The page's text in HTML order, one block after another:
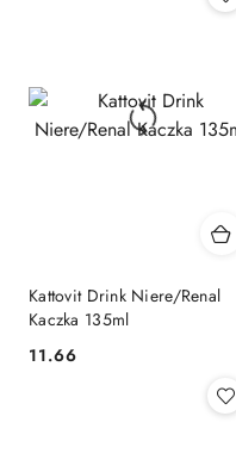
Kattovit Drink Niere/Renal
Kaczka 135ml
Cena:
11.66